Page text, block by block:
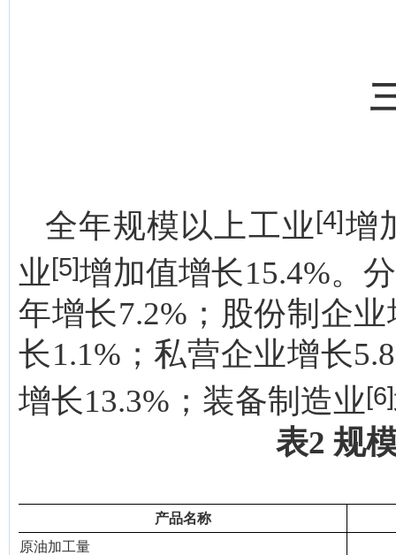
全年规模以上工业[4]增
业[5]增加值增长15.4%。
年增长7.2%；股份制企
长1.1%；私营企业增长
增长13.3%；装备制造业[6]
表2 规
产品名称
原油加工量